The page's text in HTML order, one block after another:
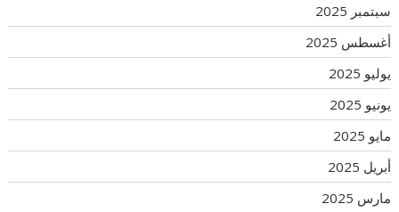
سبتمبر 2025
أغسطس 2025
يوليو 2025
يونيو 2025
مايو 2025
أبريل 2025
مارس 2025